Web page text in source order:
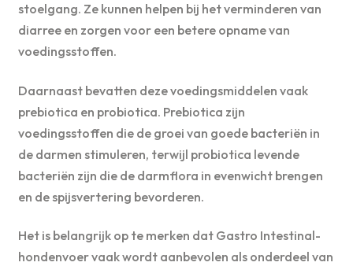
stoelgang. Ze kunnen helpen bij het verminderen van
diarree en zorgen voor een betere opname van
voedingsstoffen.
Daarnaast bevatten deze voedingsmiddelen vaak
prebiotica en probiotica. Prebiotica zijn
voedingsstoffen die de groei van goede bacteriën in
de darmen stimuleren, terwijl probiotica levende
bacteriën zijn die de darmflora in evenwicht brengen
en de spijsvertering bevorderen.
Het is belangrijk op te merken dat Gastro Intestinal-
hondenvoer vaak wordt aanbevolen als onderdeel van